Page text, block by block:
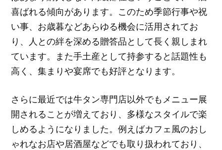
喜ばれる傾向があります。このため季節行事や祝
い事、お歳暮などあらゆる機会に活用されてお
り、人との絆を深める贈答品として長く親しまれ
ています。また手土産として持参すると話題性も
高く、集まりや宴席でも好評となります。
さらに最近では牛タン専門店以外でもメニュー展
開されることが増えており、多様なスタイルで楽
しめるようになりました。例えばカフェ風のおし
ゃれなお店や居酒屋などでも取り扱われており、